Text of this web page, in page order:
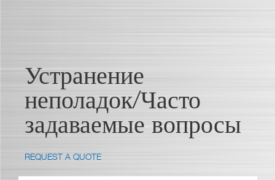
Устранение
неполадок/Часто
задаваемые вопросы
REQUEST A QUOTE